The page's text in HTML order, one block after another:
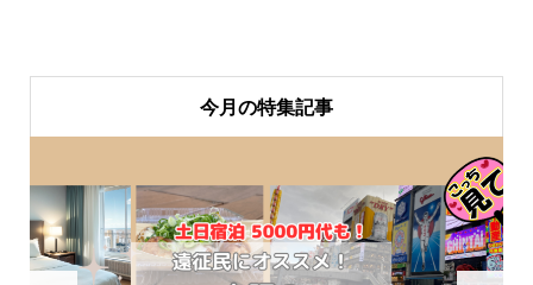
今月の特集記事